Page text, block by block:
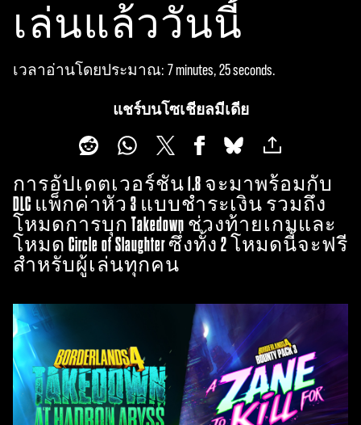
เล่นแล้ววันนี้
เวลาอ่านโดยประมาณ 7 minutes, 25 seconds
แชร์บนโซเชียลมีเดีย
การอัปเดตเวอร์ชัน 1.8 จะมาพร้อมกับ
DLC แพ็กค่าหัว 3 แบบชำระเงิน รวมถึง
โหมดการบุก Takedown ช่วงท้ายเกมและ
โหมด Circle of Slaughter ซึ่งทั้ง 2 โหมดนี้จะฟรี
สำหรับผู้เล่นทุกคน